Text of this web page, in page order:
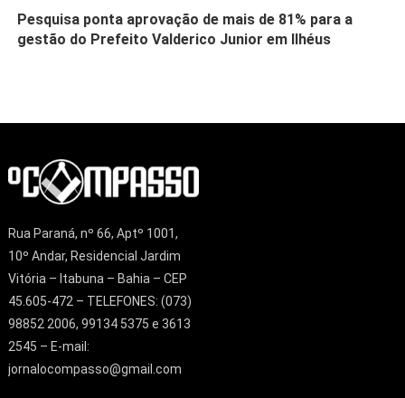
Pesquisa ponta aprovação de mais de 81% para a
gestão do Prefeito Valderico Junior em Ilhéus
Rua Paraná, nº 66, Aptº 1001,
10º Andar, Residencial Jardim
Vitória – Itabuna – Bahia – CEP
45.605-472 – TELEFONES: (073)
98852 2006, 99134 5375 e 3613
2545 – E-mail:
jornalocompasso@gmail.com